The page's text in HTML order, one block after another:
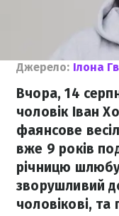
Джерело: Ілона
Вчора, 14
чоловік Іван
фаянсове
вже 9 років
річницю
зворушливий
чоловікові, та